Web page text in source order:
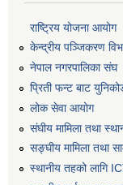
राष्ट्रिय योजना आयोग
केन्द्रीय पञ्जिकरण
नेपाल नगरपालिका संघ
प्रिती फन्ट बाट
लोक सेवा आयोग
संघीय मामिला तथा
सङ्घीय मामिला तथा
स्थानीय तहको लागि